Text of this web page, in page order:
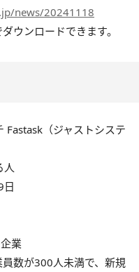
news/20241118
ウンロードできます。
Fastask（ジャストシステ
人
日
業
数が300人未満で、新規